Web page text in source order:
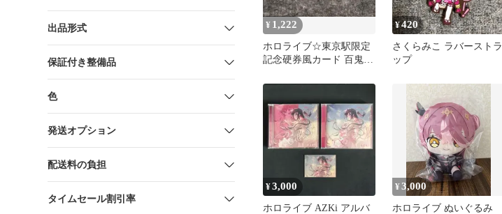
出品形式
保証付き整備品
色
発送オプション
配送料の負担
タイムセール割引率
¥ 1,222
ホロライブ☆東京駅限定
記念硬券風カード 百鬼あ
¥420
さくらみこ ラバーストラ
ップ
¥3,000
ホロライブ AZKi アルバ
¥3,000
ホロライブ ぬいぐるみ